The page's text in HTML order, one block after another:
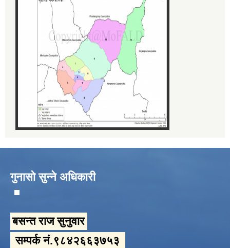
गुनासो सुन्ने अधिकारी
बसन्त राज सुनुवार
सम्पर्क नं.९८४२६६३७५३